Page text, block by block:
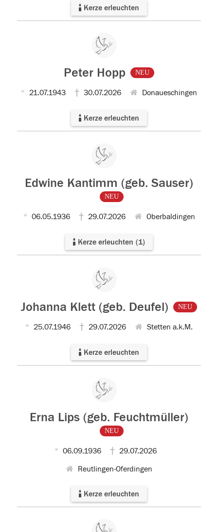
Kerze erleuchten
Peter Hopp NEU
21.07.1943 30.07.2026 Donaueschingen
Kerze erleuchten
Edwine Kantimm (geb. Sauser)
NEU
06.05.1936 29.07.2026 Oberbaldingen
Kerze erleuchten (1)
Johanna Klett (geb. Deufel) NEU
25.07.1946 29.07.2026 Stetten a.k.M.
Kerze erleuchten
Erna Lips (geb. Feuchtmüller)
NEU
06.09.1936 29.07.2026
Reutlingen-Oferdingen
Kerze erleuchten